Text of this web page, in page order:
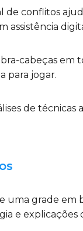
de conflitos
assistência
cabeças em
para jogar.
de técnicas
uma grade
e